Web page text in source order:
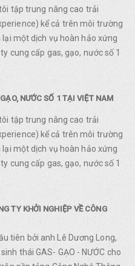
tập trung nâng cao trải
kể cả trên môi trường
một dịch vụ hoàn hảo xứng
cung cấp gas, gạo, nước số 1
NƯỚC SỐ 1 TẠI VIỆT NAM
tập trung nâng cao trải
kể cả trên môi trường
một dịch vụ hoàn hảo xứng
cung cấp gas, gạo, nước số 1
TY KHỞI NGHIỆP VỀ CÔNG
tiên bởi anh Lê Dương Long,
thái GAS- GẠO - NƯỚC cho